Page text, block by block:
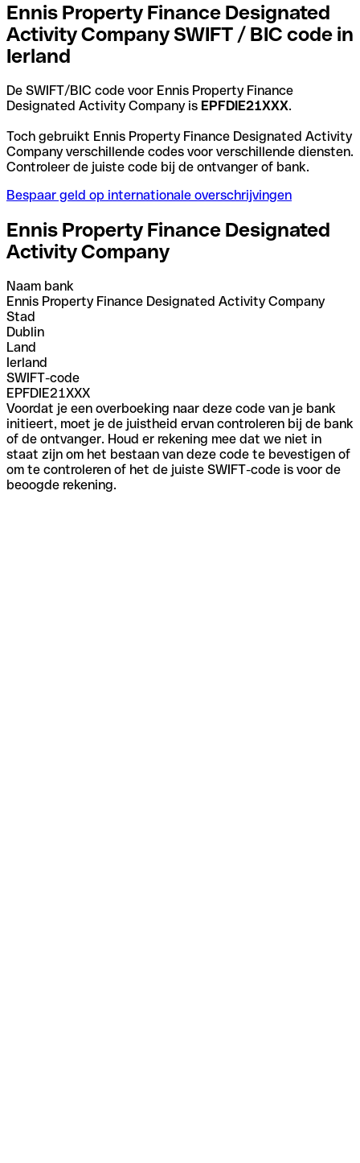
Ennis Property Finance Designated
Activity Company SWIFT / BIC code in
Ierland
De SWIFT/BIC code voor Ennis Property Finance
Designated Activity Company is EPFDIE21XXX.
Toch gebruikt Ennis Property Finance Designated Activity
Company verschillende codes voor verschillende diensten.
Controleer de juiste code bij de ontvanger of bank.
Bespaar geld op internationale overschrijvingen
Ennis Property Finance Designated
Activity Company
Naam bank
Ennis Property Finance Designated Activity Company
Stad
Dublin
Land
Ierland
SWIFT-code
EPFDIE21XXX
Voordat je een overboeking naar deze code van je bank
initieert, moet je de juistheid ervan controleren bij de bank
of de ontvanger. Houd er rekening mee dat we niet in
staat zijn om het bestaan van deze code te bevestigen of
om te controleren of het de juiste SWIFT-code is voor de
beoogde rekening.